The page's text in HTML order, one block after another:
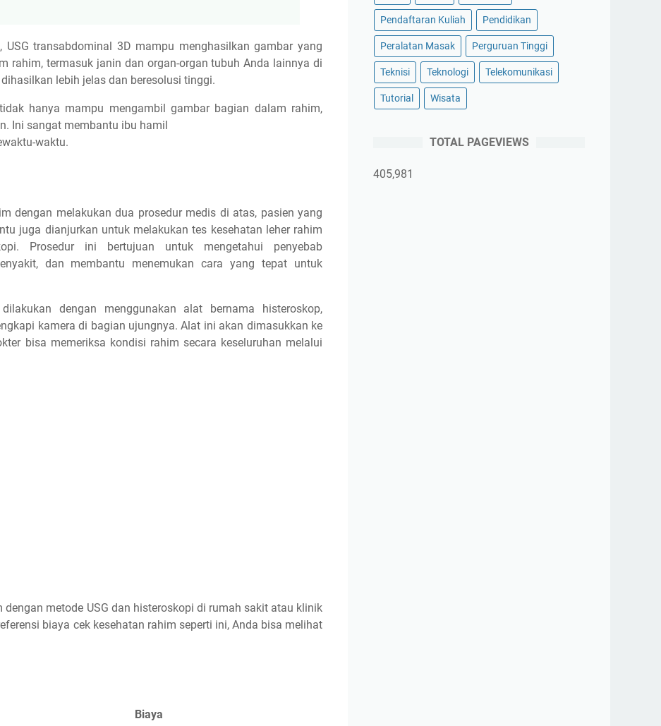
USG transabdominal 3D mampu menghasilkan gambar yang
rahim, termasuk janin dan organ-organ tubuh Anda lainnya di
lebih jelas dan beresolusi tinggi.
hanya mampu mengambil gambar bagian dalam rahim,
Ini sangat membantu ibu hamil
waktu.
dengan melakukan dua prosedur medis di atas, pasien yang
juga dianjurkan untuk melakukan tes kesehatan leher rahim
Prosedur ini bertujuan untuk mengetahui penyebab
dan membantu menemukan cara yang tepat untuk
dengan menggunakan alat bernama histeroskop,
kamera di bagian ujungnya. Alat ini akan dimasukkan ke
bisa memeriksa kondisi rahim secara keseluruhan melalui
metode USG dan histeroskopi di rumah sakit atau klinik
biaya cek kesehatan rahim seperti ini, Anda bisa melihat
Biaya
Pendaftaran Kuliah Pendidikan
Peralatan Masak Perguruan Tinggi
Teknisi Teknologi Telekomunikasi
Tutorial Wisata
TOTAL PAGEVIEWS
405,981